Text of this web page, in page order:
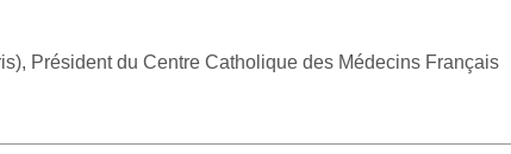
Président du Centre Catholique des Médecins Français